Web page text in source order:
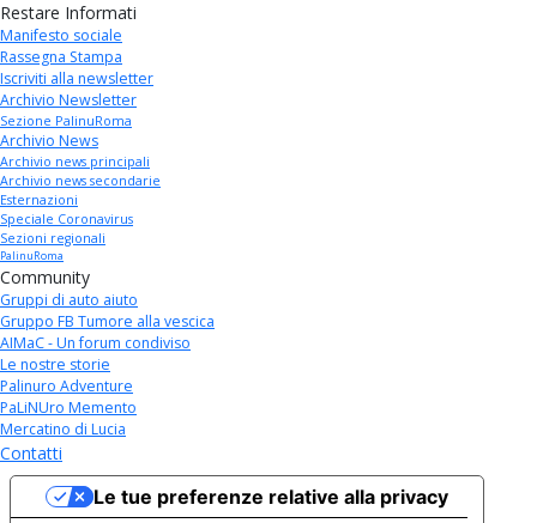
Restare Informati
Manifesto sociale
Rassegna Stampa
Iscriviti alla newsletter
Archivio Newsletter
Sezione PalinuRoma
Archivio News
Archivio news principali
Archivio news secondarie
Esternazioni
Speciale Coronavirus
Sezioni regionali
PalinuRoma
Community
Gruppi di auto aiuto
Gruppo FB Tumore alla vescica
AIMaC - Un forum condiviso
Le nostre storie
Palinuro Adventure
PaLiNUro Memento
Mercatino di Lucia
Contatti
Le tue preferenze relative alla privacy